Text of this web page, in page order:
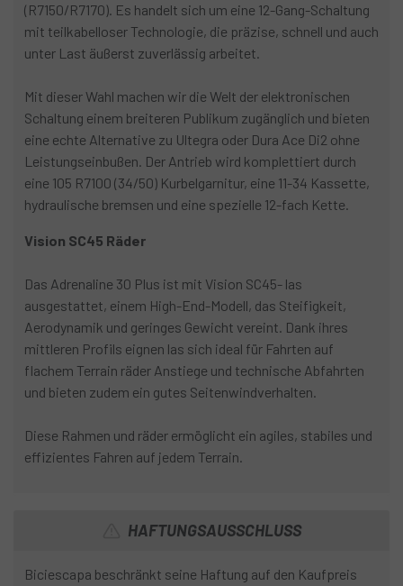
(R7150/R7170). Es handelt sich um eine 12-Gang-Schaltung
mit teilkabelloser Technologie, die präzise, schnell und auch
unter Last äußerst zuverlässig arbeitet.
Mit dieser Wahl machen wir die Welt der elektronischen
Schaltung einem breiteren Publikum zugänglich und bieten
eine echte Alternative zu Ultegra oder Dura Ace Di2 ohne
Leistungseinbußen. Der Antrieb wird komplettiert durch
eine 105 R7100 (34/50) Kurbelgarnitur, eine 11-34 Kassette,
hydraulische bremsen und eine spezielle 12-fach Kette.
Vision SC45 Räder
Das Adrenaline 30 Plus ist mit Vision SC45- las
ausgestattet, einem High-End-Modell, das Steifigkeit,
Aerodynamik und geringes Gewicht vereint. Dank ihres
mittleren Profils eignen las sich ideal für Fahrten auf
flachem Terrain räder Anstiege und technische Abfahrten
und bieten zudem ein gutes Seitenwindverhalten.
Diese Rahmen und räder ermöglicht ein agiles, stabiles und
effizientes Fahren auf jedem Terrain.
HAFTUNGSAUSSCHLUSS
Biciescapa beschränkt seine Haftung auf den Kaufpreis